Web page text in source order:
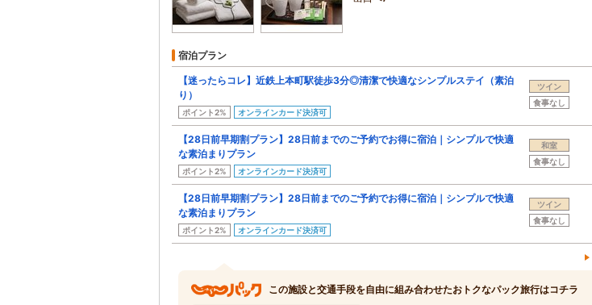
宿泊プラン
【迷ったらコレ】近鉄上本町駅徒歩3分◎清潔で快適なシンプルステイ（素泊
り）
ポイント2% オンラインカード決済可
ツイン
食事なし
【28日前早期割プラン】28日前までのご予約でお得に宿泊｜シンプルで快適
な素泊まりプラン
ポイント2% オンラインカード決済可
和室
食事なし
【28日前早期割プラン】28日前までのご予約でお得に宿泊｜シンプルで快適
な素泊まりプラン
ポイント2% オンラインカード決済可
ツイン
食事なし
この施設と交通手段を自由に組み合わせたおトクなパック旅行はコチラ